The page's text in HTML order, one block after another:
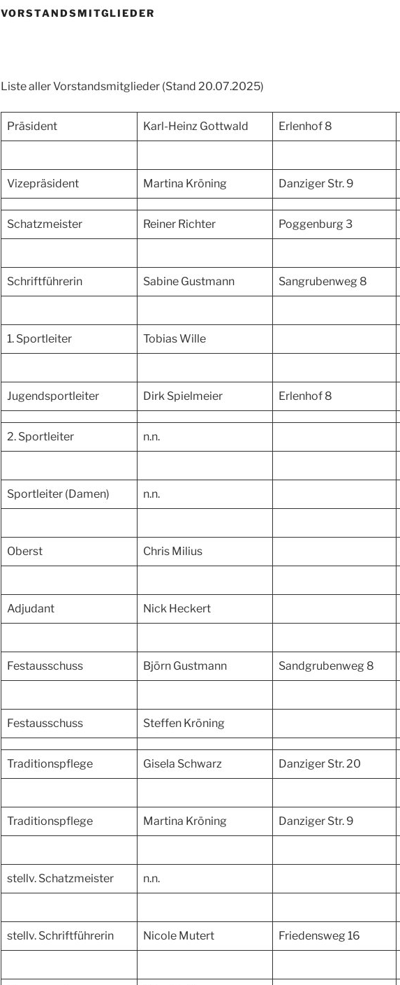
VORSTANDSMITGLIEDER
Liste aller Vorstandsmitglieder (Stand 20.07.2025)
Präsident Karl-Heinz Gottwald Erlenhof 8
Vizepräsident Martina Kröning Danziger Str. 9
Schatzmeister Reiner Richter Poggenburg 3
Schriftführerin Sabine Gustmann Sangrubenweg 8
1. Sportleiter Tobias Wille
Jugendsportleiter Dirk Spielmeier Erlenhof 8
2. Sportleiter n.n.
Sportleiter (Damen) n.n.
Oberst Chris Milius
Adjudant Nick Heckert
Festausschuss Björn Gustmann Sandgrubenweg 8
Festausschuss Steffen Kröning
Traditionspflege Gisela Schwarz Danziger Str. 20
Traditionspflege Martina Kröning Danziger Str. 9
stellv. Schatzmeister n.n.
stellv. Schriftführerin Nicole Mutert Friedensweg 16